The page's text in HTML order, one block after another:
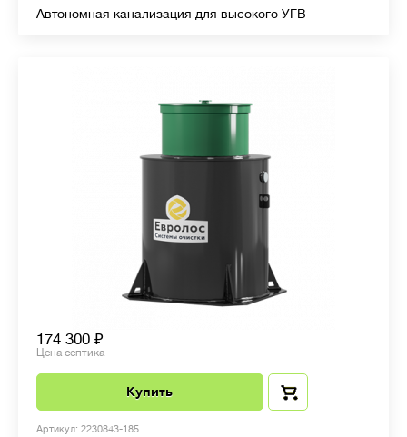
Автономная канализация для высокого УГВ
174 300
Цена септика
Купить
Артикул: 2230843-185